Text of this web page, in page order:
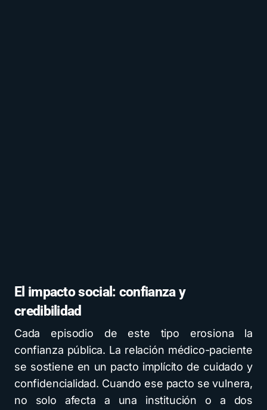
El impacto social: confianza y
credibilidad
Cada episodio de este tipo erosiona la
confianza pública. La relación médico-paciente
se sostiene en un pacto implícito de cuidado y
confidencialidad. Cuando ese pacto se vulnera,
no solo afecta a una institución o a dos